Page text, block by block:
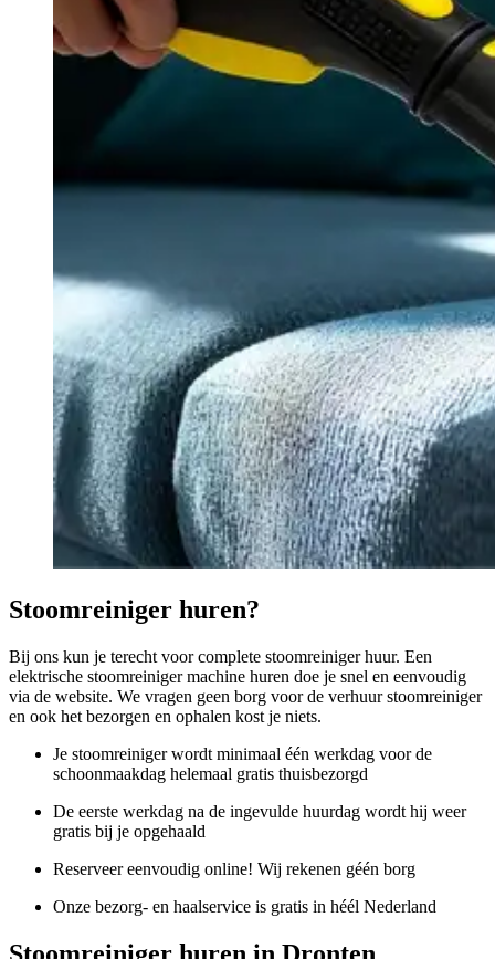
Stoomreiniger huren?
Bij ons kun je terecht voor complete stoomreiniger huur. Een
elektrische stoomreiniger machine huren doe je snel en eenvoudig
via de website. We vragen geen borg voor de verhuur stoomreiniger
en ook het bezorgen en ophalen kost je niets.
Je stoomreiniger wordt minimaal één werkdag voor de
schoonmaakdag helemaal gratis thuisbezorgd
De eerste werkdag na de ingevulde huurdag wordt hij weer
gratis bij je opgehaald
Reserveer eenvoudig online! Wij rekenen géén borg
Onze bezorg- en haalservice is gratis in héél Nederland
Stoomreiniger huren in Dronten